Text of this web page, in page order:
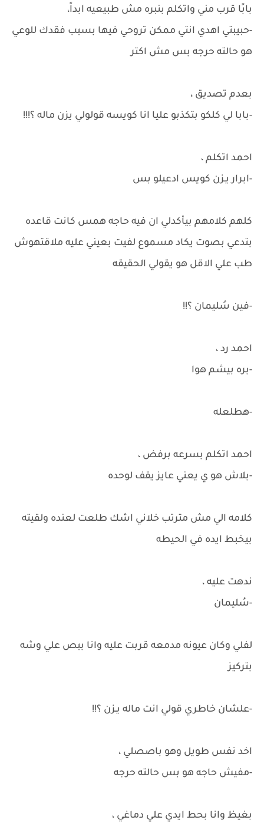
بابًا قرب مني واتكلم بنبره مش طبيعيه ابداً،
-حبيبتي اهدي انتي ممكن تروحي فيها بسبب فقدك للوعي
هو حالته حرجه بس مش اكتر
بعدم تصديق ،
-بابا لي كلكو بتكذبو عليا انا كويسه قولولي يزن ماله ؟!!!
احمد اتكلم ،
-ابرار يـزن كويس ادعيلو بس
كلهم كلامهم بيأكدلي ان فيه حاجه همس كانت قاعده
بتدعي بصوت يكاد مسموع لفيت بعيني عليه ملاقتهوش
طب علي الاقل هو يقولي الحقيقه
-فين سُليمان ؟!!
احمد رد ،
-بره بيشم هوا
-هطلعله
احمد اتكلم بسرعه برفض ،
-بلاش هو ي يعني عايز يقف لوحده
كلامه الي مش مترتب خلاني اشك طلعت لعنده ولقيته
بيخبط ايده في الحيطه
ندهت عليه ،
-سُليمان
لفلي وكان عيونه مدمعه قربت عليه وانا ببص علي وشه
بتركيز
-علشان خاطري قولي انت ماله يـزن ؟!!
اخد نفس طويل وهو باصصلي ،
-مفيش حاجه هو بس حالته حرجه
بغيظ وانا بحط ايدي علي دماغي ،